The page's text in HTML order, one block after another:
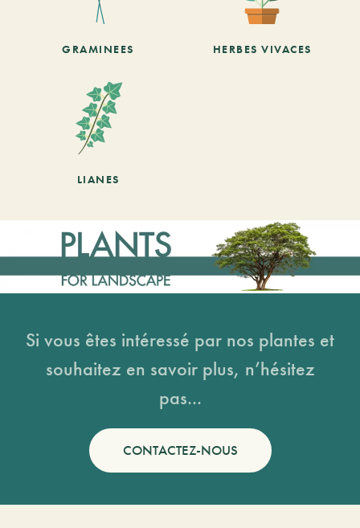
GRAMINEES HERBES VIVACES
LIANES
Si vous êtes intéressé par nos plantes et
souhaitez en savoir plus, n’hésitez
pas...
CONTACTEZ-NOUS